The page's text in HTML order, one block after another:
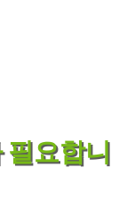
필요합니